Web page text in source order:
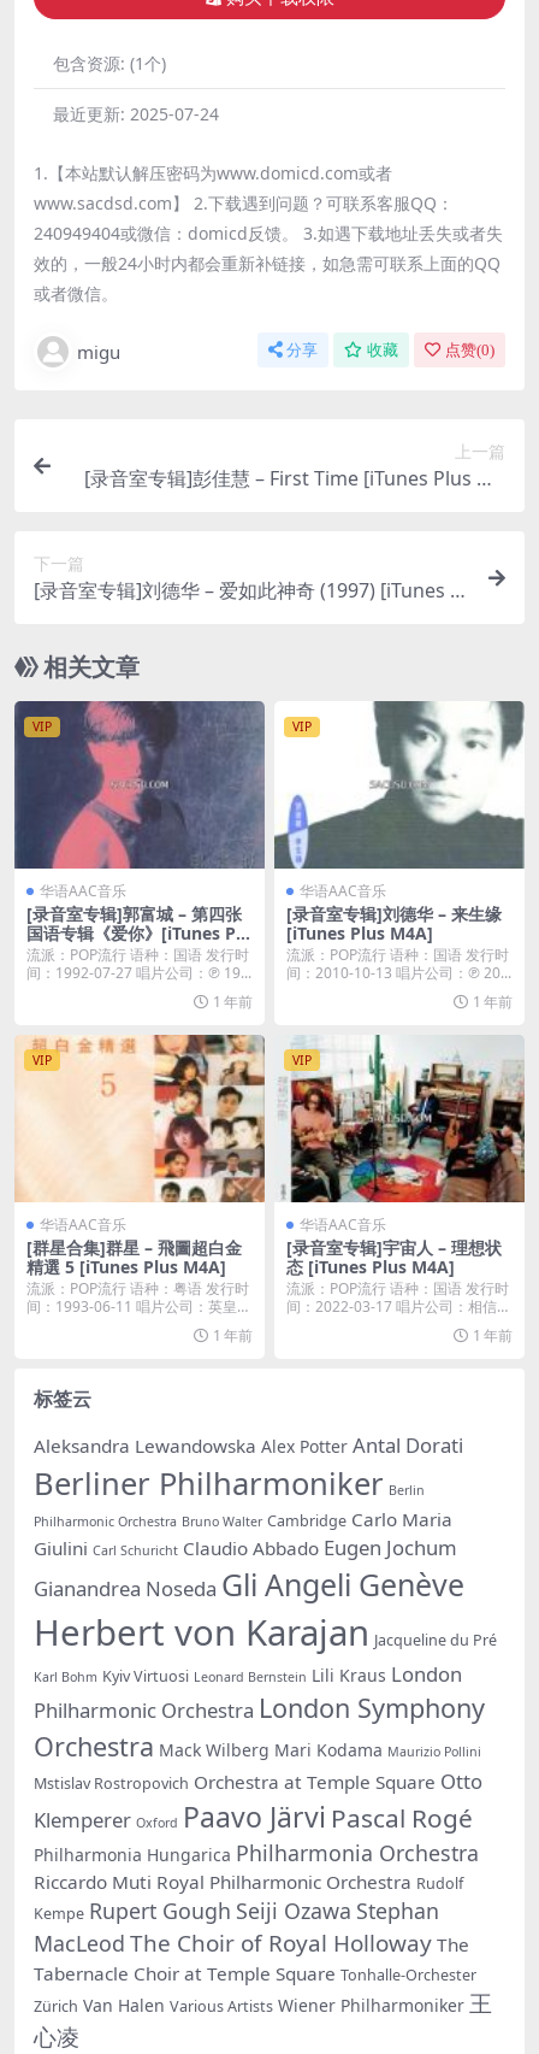
包含资源: (1个)
最近更新: 2025-07-24
1.【本站默认解压密码为www.domicd.com或者
www.sacdsd.com】 2.下载遇到问题？可联系客服QQ：
240949404或微信：domicd反馈。 3.如遇下载地址丢失或者失
效的，一般24小时内都会重新补链接，如急需可联系上面的QQ
或者微信。
migu 分享 收藏 点赞(0)
上一篇
[录音室专辑]彭佳慧 – First Time [iTunes Plus M4
下一篇
[录音室专辑]刘德华 – 爱如此神奇 (1997) [iTunes Pl
相关文章
VIP
华语AAC音乐
[录音室专辑]郭富城 – 第四张
国语专辑《爱你》[iTunes Plu
s M4A]
流派：POP流行 语种：国语 发行时
间：1992-07-27 唱片公司：℗ 19...
1 年前
VIP
华语AAC音乐
[录音室专辑]刘德华 – 来生缘
[iTunes Plus M4A]
流派：POP流行 语种：国语 发行时
间：2010-10-13 唱片公司：℗ 20...
1 年前
VIP
华语AAC音乐
[群星合集]群星 – 飛圖超白金
精選 5 [iTunes Plus M4A]
流派：POP流行 语种：粤语 发行时
间：1993-06-11 唱片公司：英皇唱
1 年前
VIP
华语AAC音乐
[录音室专辑]宇宙人 – 理想状
态 [iTunes Plus M4A]
流派：POP流行 语种：国语 发行时
间：2022-03-17 唱片公司：相信音
1 年前
标签云
Aleksandra Lewandowska Alex Potter Antal Dorati
Berliner Philharmoniker Berlin
Philharmonic Orchestra Bruno Walter Cambridge Carlo Maria
Giulini Carl Schuricht Claudio Abbado Eugen Jochum
Gianandrea Noseda Gli Angeli Genève
Herbert von Karajan Jacqueline du Pré
Karl Bohm Kyiv Virtuosi Leonard Bernstein Lili Kraus London
Philharmonic Orchestra London Symphony
Orchestra Mack Wilberg Mari Kodama Maurizio Pollini
Mstislav Rostropovich Orchestra at Temple Square Otto
Klemperer Oxford Paavo Järvi Pascal Rogé
Philharmonia Hungarica Philharmonia Orchestra
Riccardo Muti Royal Philharmonic Orchestra Rudolf
Kempe Rupert Gough Seiji Ozawa Stephan
MacLeod The Choir of Royal Holloway The
Tabernacle Choir at Temple Square Tonhalle-Orchester
Zürich Van Halen Various Artists Wiener Philharmoniker 王
心凌